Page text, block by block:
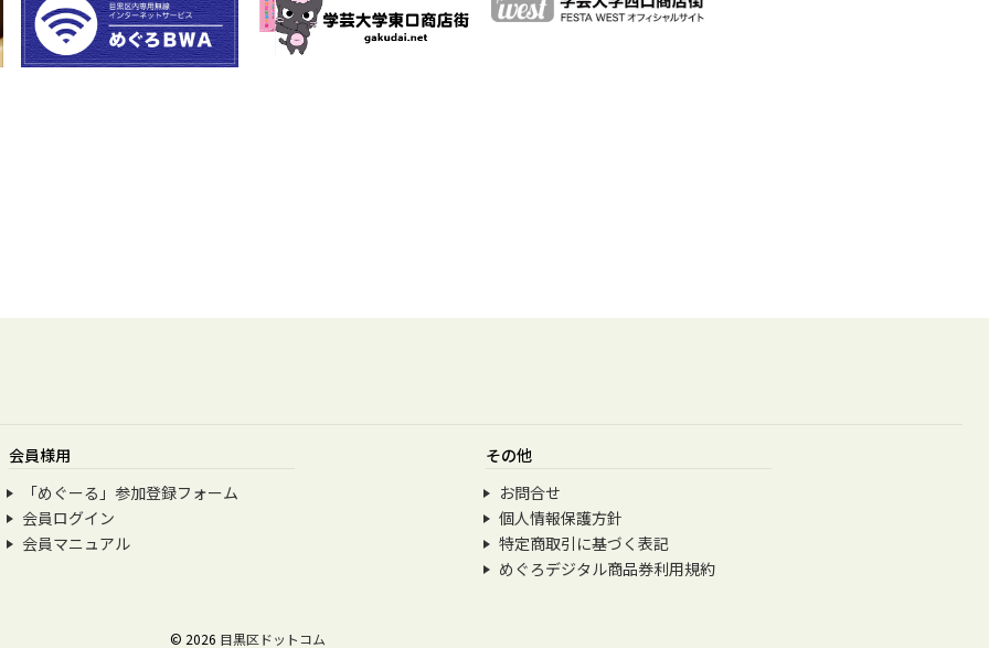
会員様用
「めぐーる」参加登録フォーム
会員ログイン
会員マニュアル
その他
お問合せ
個人情報保護方針
特定商取引に基づく表記
めぐろデジタル商品券利用規約
© 2026 目黒区ドットコム